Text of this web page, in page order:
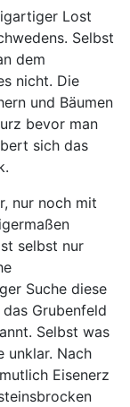
Lost
Selbst
dem
nicht. Die
und Bäumen
bevor man
sich das
nur noch mit
selbst nur
Suche diese
Grubenfeld
Selbst was
unklar. Nach
Eisenerz